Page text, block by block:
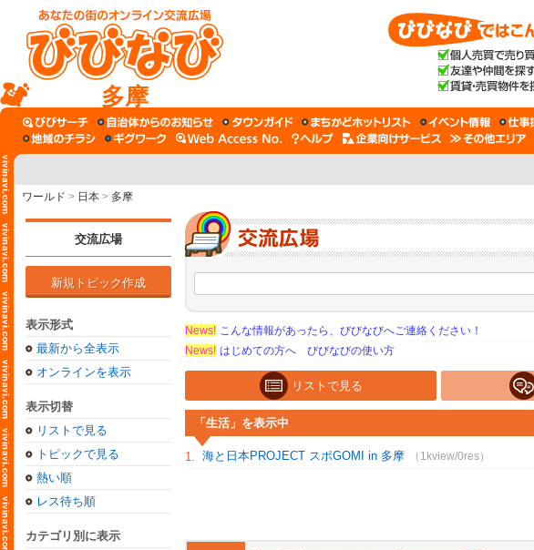
多摩
ワールド > 日本 > 多摩
交流広場
新規トピック作成
表示形式
最新から全表示
オンラインを表示
表示切替
リストで見る
トピックで見る
熱い順
レス待ち順
カテゴリ別に表示
News! こんな情報があったら、びびなびへご連絡ください！
News! はじめての方へ びびなびの使い方
リストで見る
「生活」を表示中
1. 海と日本PROJECT スポGOMI in 多摩 （1kview/0res）